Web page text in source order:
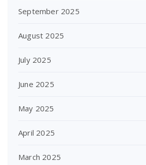
September 2025
August 2025
July 2025
June 2025
May 2025
April 2025
March 2025